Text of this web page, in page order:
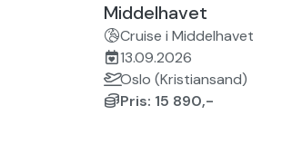
Middelhavet
Cruise i Middelhavet
13.09.2026
Oslo (Kristiansand)
Pris: 15 890,-